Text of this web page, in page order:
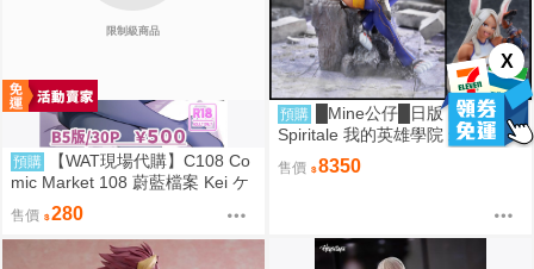
X
限制級商品
預購
【WAT現場代購】C108 Co
mic Market 108 蔚藍檔案 Kei ケ
イちゃん かいはつけいかくっ！
售價 280
預購
█Mine公仔█日版 附替換臉
Spiritale 我的英雄學院 米爾科 R
abbit 1/7 PVC D9265
售價 8350